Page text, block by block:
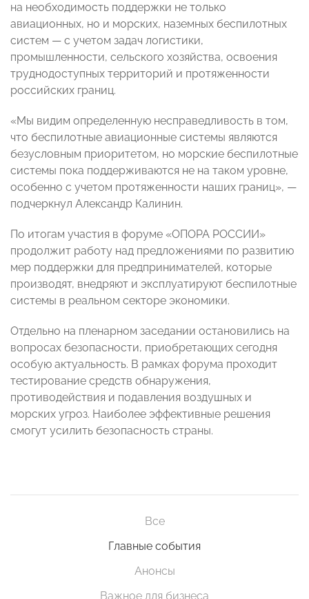
на необходимость поддержки не только
авиационных, но и морских, наземных беспилотных
систем — с учетом задач логистики,
промышленности, сельского хозяйства, освоения
труднодоступных территорий и протяженности
российских границ.
«Мы видим определенную несправедливость в том,
что беспилотные авиационные системы являются
безусловным приоритетом, но морские беспилотные
системы пока поддерживаются не на таком уровне,
особенно с учетом протяженности наших границ», —
подчеркнул Александр Калинин.
По итогам участия в форуме «ОПОРА РОССИИ»
продолжит работу над предложениями по развитию
мер поддержки для предпринимателей, которые
производят, внедряют и эксплуатируют беспилотные
системы в реальном секторе экономики.
Отдельно на пленарном заседании остановились на
вопросах безопасности, приобретающих сегодня
особую актуальность. В рамках форума проходит
тестирование средств обнаружения,
противодействия и подавления воздушных и
морских угроз. Наиболее эффективные решения
смогут усилить безопасность страны.
Все
Главные события
Анонсы
Важное для бизнеса